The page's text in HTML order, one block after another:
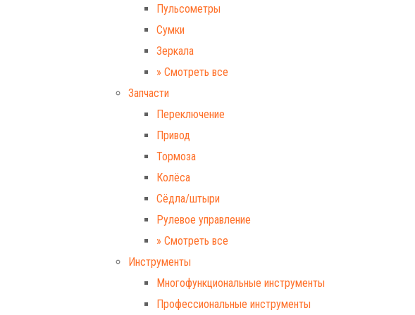
Пульсометры
Сумки
Зеркала
» Смотреть все
Запчасти
Переключение
Привод
Тормоза
Колёса
Сёдла/штыри
Рулевое управление
» Смотреть все
Инструменты
Многофункциональные инструменты
Профессиональные инструменты